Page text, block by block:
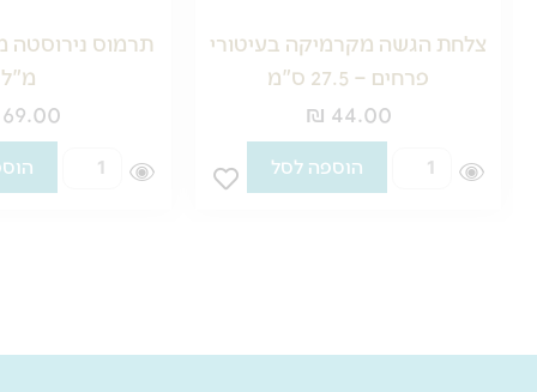
צלחת הגשה מקרמיקה בעיטורי
פרחים – 27.5 ס"מ
₪ 44.00
כמות
פרחים
הוספה לסל
מ"ל
69.00
כמות
1200